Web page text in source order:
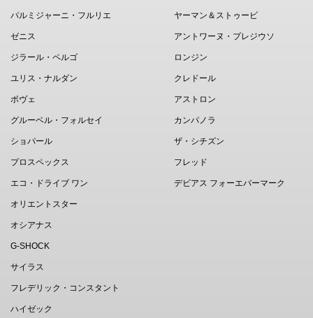
パルミジャーニ・フルリエ
ゼニス
ジラール・ペルゴ
ユリス・ナルダン
ボヴェ
グルーベル・フォルセイ
ショパール
ヤーマン＆ストゥービ
アントワーヌ・プレジウソ
ロンジン
クレドール
アストロン
カンパノラ
ザ・シチズン
プロスペックス
エコ・ドライブ ワン
オリエントスター
オシアナス
G-SHOCK
サイラス
フレデリック・コンスタント
ハイゼック
フレッド
デビアス フォーエバーマーク